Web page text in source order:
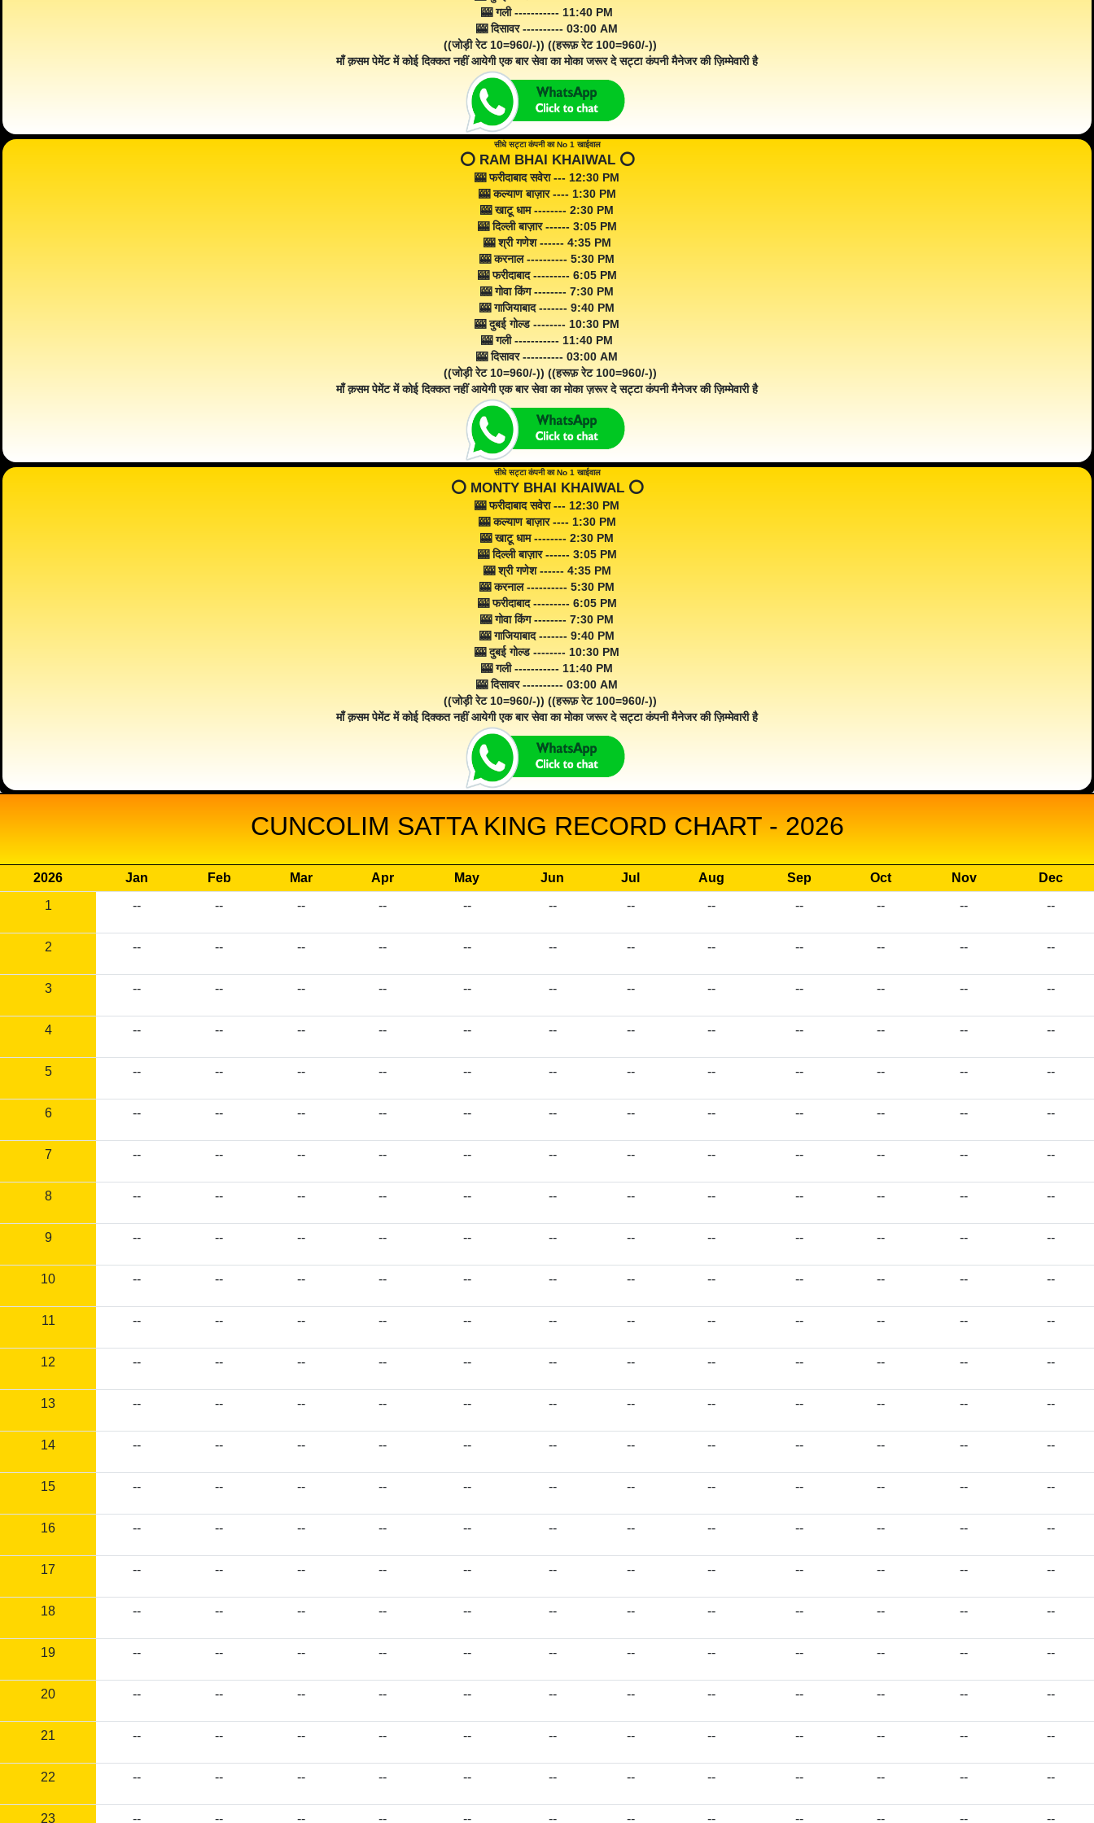
🎰 गली ----------- 11:40 PM
🎰 दिसावर ---------- 03:00 AM
((जोड़ी रेट 10=960/-)) ((हरूफ़ रेट 100=960/-))
माँ क़सम पेमेंट में कोई दिक्कत नहीं आयेगी एक बार सेवा का मोका जरूर दे सट्टा कंपनी मैनेजर की ज़िम्मेवारी है
सीधे सट्टा कंपनी का No 1 खाईवाल
⭕️ RAM BHAI KHAIWAL ⭕️
🎰 फरीदाबाद सवेरा --- 12:30 PM
🎰 कल्याण बाज़ार ---- 1:30 PM
🎰 खाटू धाम -------- 2:30 PM
🎰 दिल्ली बाज़ार ------ 3:05 PM
🎰 श्री गणेश ------ 4:35 PM
🎰 करनाल ---------- 5:30 PM
🎰 फरीदाबाद --------- 6:05 PM
🎰 गोवा किंग -------- 7:30 PM
🎰 गाजियाबाद ------- 9:40 PM
🎰 दुबई गोल्ड -------- 10:30 PM
🎰 गली ----------- 11:40 PM
🎰 दिसावर ---------- 03:00 AM
((जोड़ी रेट 10=960/-)) ((हरूफ़ रेट 100=960/-))
माँ क़सम पेमेंट में कोई दिक्कत नहीं आयेगी एक बार सेवा का मोका ज़रूर दे सट्टा कंपनी मैनेजर की ज़िम्मेवारी है
सीधे सट्टा कंपनी का No 1 खाईवाल
⭕️ MONTY BHAI KHAIWAL ⭕️
🎰 फरीदाबाद सवेरा --- 12:30 PM
🎰 कल्याण बाज़ार ---- 1:30 PM
🎰 खाटू धाम -------- 2:30 PM
🎰 दिल्ली बाज़ार ------ 3:05 PM
🎰 श्री गणेश ------ 4:35 PM
🎰 करनाल ---------- 5:30 PM
🎰 फरीदाबाद --------- 6:05 PM
🎰 गोवा किंग -------- 7:30 PM
🎰 गाजियाबाद ------- 9:40 PM
🎰 दुबई गोल्ड -------- 10:30 PM
🎰 गली ----------- 11:40 PM
🎰 दिसावर ---------- 03:00 AM
((जोड़ी रेट 10=960/-)) ((हरूफ़ रेट 100=960/-))
माँ क़सम पेमेंट में कोई दिक्कत नहीं आयेगी एक बार सेवा का मोका जरूर दे सट्टा कंपनी मैनेजर की ज़िम्मेवारी है
CUNCOLIM SATTA KING RECORD CHART - 2026
2026 Jan Feb Mar Apr May Jun Jul Aug Sep Oct Nov
Dec
1
-- -- -- -- -- -- -- -- -- -- -- --
2 -- -- -- -- -- -- -- -- -- -- -- --
3 -- -- -- -- -- -- -- -- -- -- -- --
4 -- -- -- -- -- -- -- -- -- -- -- --
5 -- -- -- -- -- -- -- -- -- -- -- --
6 -- -- -- -- -- -- -- -- -- -- -- --
7 -- -- -- -- -- -- -- -- -- -- -- --
8 -- -- -- -- -- -- -- -- -- -- -- --
9 -- -- -- -- -- -- -- -- -- -- -- --
10 -- -- -- -- -- -- -- -- -- -- -- --
11 -- -- -- -- -- -- -- -- -- -- -- --
12 -- -- -- -- -- -- -- -- -- -- -- --
13 -- -- -- -- -- -- -- -- -- -- -- --
14 -- -- -- -- -- -- -- -- -- -- -- --
15 -- -- -- -- -- -- -- -- -- -- -- --
16 -- -- -- -- -- -- -- -- -- -- -- --
17 -- -- -- -- -- -- -- -- -- -- -- --
18 -- -- -- -- -- -- -- -- -- -- -- --
19 -- -- -- -- -- -- -- -- -- -- -- --
20 -- -- -- -- -- -- -- -- -- -- -- --
21 -- -- -- -- -- -- -- -- -- -- -- --
22 -- -- -- -- -- -- -- -- -- -- -- --
23 -- -- -- -- -- -- -- -- -- -- -- --